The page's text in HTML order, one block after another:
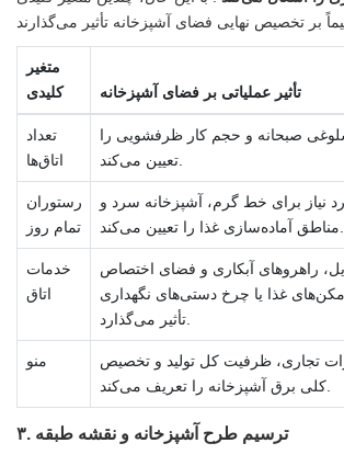
متغیر
کلیدی
تأثیر عملیاتی بر فضای آشپزخانه
تعداد
اتاق‌ها
صبحانه و حجم کار ظرفشویی را
تعیین می‌کند.
رستوران
تمام روز
نیاز برای خط گرم، آشپزخانه سرد و
مناطق آماده‌سازی غذا را تعیین می‌کند.
خدمات
اتاق
راهروهای آبکاری و فضای اختصاص
غذا یا چرخ دستی‌های نگهداری
تأثیر می‌گذارد.
منو
تجاری، ظرفیت کل تولید و تخصیص
کلی برق آشپزخانه را تعریف می‌کند.
۳. ترسیم طرح آشپزخانه و نقشه طبقه